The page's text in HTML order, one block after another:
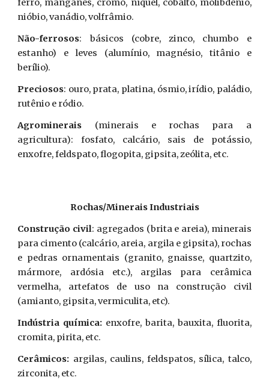
ferro, manganês, cromo, níquel, cobalto, molibdênio,
nióbio, vanádio, volfrâmio.
Não-ferrosos: básicos (cobre, zinco, chumbo e
estanho) e leves (alumínio, magnésio, titânio e
berílio).
Preciosos: ouro, prata, platina, ósmio, irídio, paládio,
rutênio e ródio.
Agrominerais (minerais e rochas para a
agricultura): fosfato, calcário, sais de potássio,
enxofre, feldspato, flogopita, gipsita, zeólita, etc.
Rochas/Minerais Industriais
Construção civil: agregados (brita e areia), minerais
para cimento (calcário, areia, argila e gipsita), rochas
e pedras ornamentais (granito, gnaisse, quartzito,
mármore, ardósia etc.), argilas para cerâmica
vermelha, artefatos de uso na construção civil
(amianto, gipsita, vermiculita, etc).
Indústria química: enxofre, barita, bauxita, fluorita,
cromita, pirita, etc.
Cerâmicos: argilas, caulins, feldspatos, sílica, talco,
zirconita, etc.